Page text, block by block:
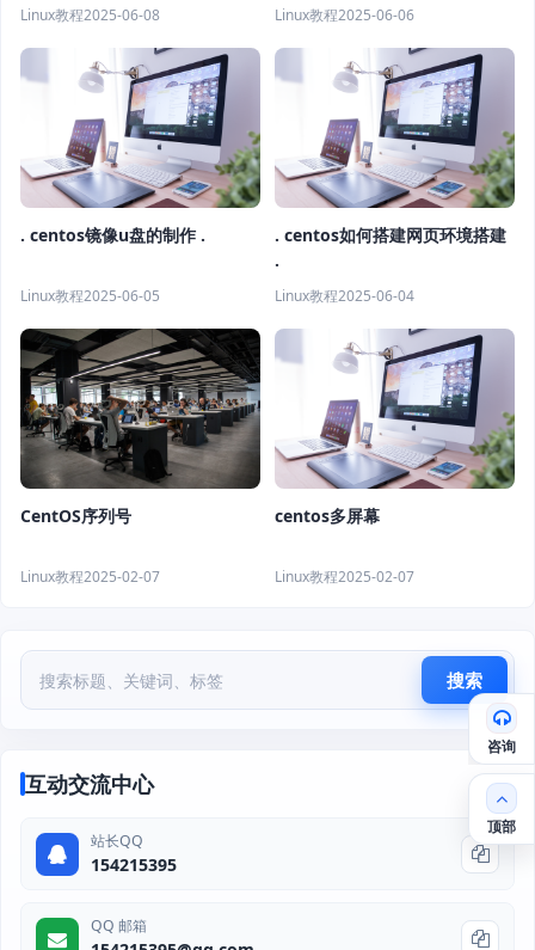
Linux教程2025-06-08 Linux教程2025-06-06
. centos镜像u盘的制作 .
Linux教程2025-06-05
. centos如何搭建网页环境搭建
.
Linux教程2025-06-04
CentOS序列号
Linux教程2025-02-07
centos多屏幕
Linux教程2025-02-07
搜索
互动交流中心
站长QQ
154215395
QQ 邮箱
咨询
顶部